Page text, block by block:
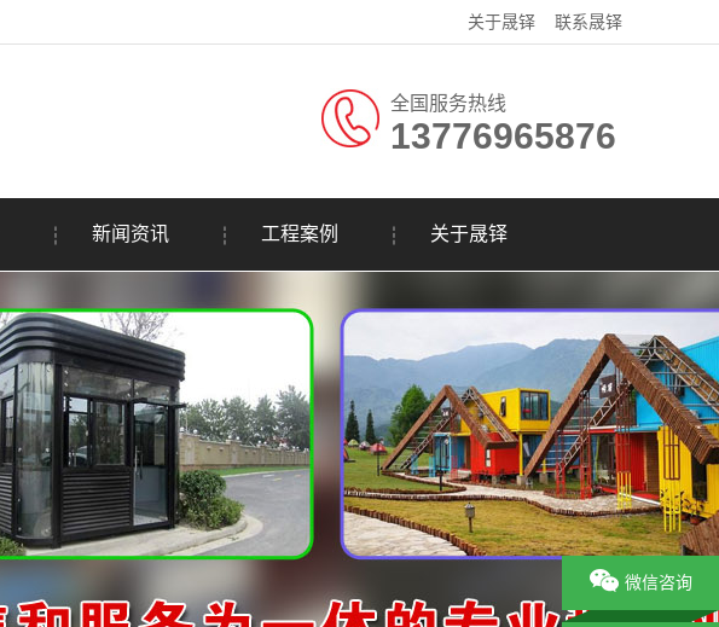
关于晟铎 联系晟铎
全国服务热线
13776965876
新闻资讯 工程案例 关于晟铎
微信咨询